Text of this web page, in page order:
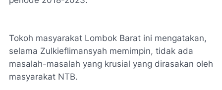
Tokoh masyarakat Lombok Barat ini mengatakan,
selama Zulkieflimansyah memimpin, tidak ada
masalah-masalah yang krusial yang dirasakan oleh
masyarakat NTB.